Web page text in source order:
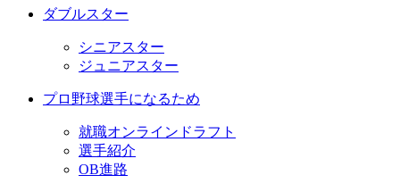
ダブルスター
シニアスター
ジュニアスター
プロ野球選手になるため
就職オンラインドラフト
選手紹介
OB進路